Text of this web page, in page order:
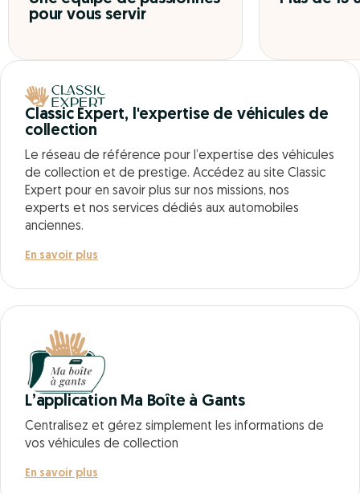
pour vous servir
Classic Expert, l'expertise de véhicules de
collection
Le réseau de référence pour l’expertise des véhicules
de collection et de prestige. Accédez au site Classic
Expert pour en savoir plus sur nos missions, nos
experts et nos services dédiés aux automobiles
anciennes.
En savoir plus
L’application Ma Boîte à Gants
Centralisez et gérez simplement les informations de
vos véhicules de collection
En savoir plus